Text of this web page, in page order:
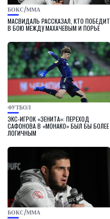
БОКС/ММА
МАСВИДАЛЬ РАССКАЗАЛ, КТО ПОБЕДИТ
В БОЮ МЕЖДУ МАХАЧЕВЫМ И ПОРЬЕ
ФУТБОЛ
ЭКС-ИГРОК «ЗЕНИТА»: ПЕРЕХОД
САФОНОВА В «МОНАКО» БЫЛ БЫ БОЛЕЕ
ЛОГИЧНЫМ
БОКС/ММА